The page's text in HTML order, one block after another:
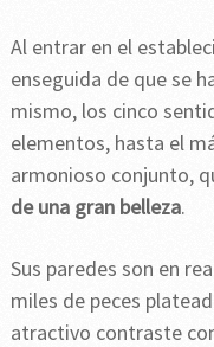
Al entrar en el
enseguida de que se
mismo, los cinco
elementos, hasta el
armonioso conjunto,
de una gran belleza.
Sus paredes son en
miles de peces
atractivo contraste